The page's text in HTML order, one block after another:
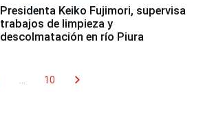
Presidenta Keiko Fujimori, supervisa
trabajos de limpieza y
descolmatación en río Piura
10 chevron_right